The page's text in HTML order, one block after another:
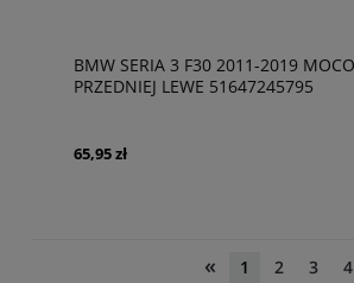
BMW SERIA 3 F30 2011-2019
PRZEDNIEJ LEWE 51647245795
65,95 zł
« 1 2 3 4